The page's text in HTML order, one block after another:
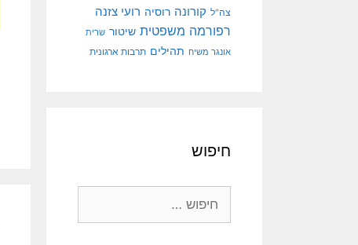
צה"ל קורונה רוסיה רועי צזנה
רפורמה משפטית שיטור שרית
אונגר משיח תהילים תרבות ארגונית
חיפוש